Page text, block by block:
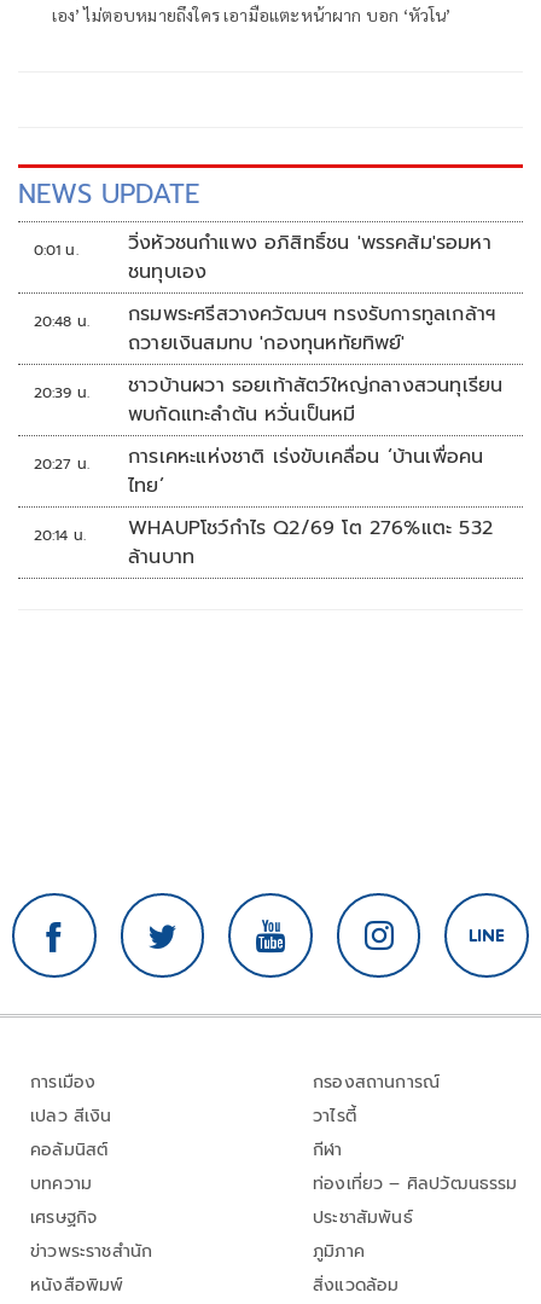
เอง’ ไม่ตอบหมายถึงใคร เอามือแตะหน้าผาก บอก ‘หัวโน’
NEWS UPDATE
0:01 น.
วิ่งหัวชนกำแพง อภิสิทธิ์ชน 'พรรคส้ม'รอมหา
ชนทุบเอง
20:48 น.
กรมพระศรีสวางควัฒนฯ ทรงรับการทูลเกล้าฯ
ถวายเงินสมทบ 'กองทุนหทัยทิพย์'
20:39 น.
ชาวบ้านผวา รอยเท้าสัตว์ใหญ่กลางสวนทุเรียน
พบกัดแทะลำต้น หวั่นเป็นหมี
20:27 น.
การเคหะแห่งชาติ เร่งขับเคลื่อน ‘บ้านเพื่อคน
ไทย’
20:14 น.
WHAUPโชว์กำไร Q2/69 โต 276%แตะ 532
ล้านบาท
การเมือง
เปลว สีเงิน
คอลัมนิสต์
บทความ
เศรษฐกิจ
ข่าวพระราชสำนัก
หนังสือพิมพ์
กรองสถานการณ์
วาไรตี้
กีฬา
ท่องเที่ยว – ศิลปวัฒนธรรม
ประชาสัมพันธ์
ภูมิภาค
สิ่งแวดล้อม